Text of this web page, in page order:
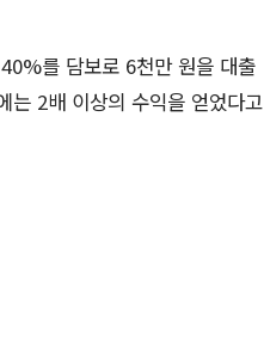
를 담보로 6천만 원을 대출
는 2배 이상의 수익을 얻었다고